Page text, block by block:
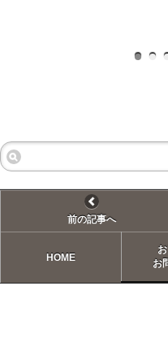
前の記事へ
HOME
お